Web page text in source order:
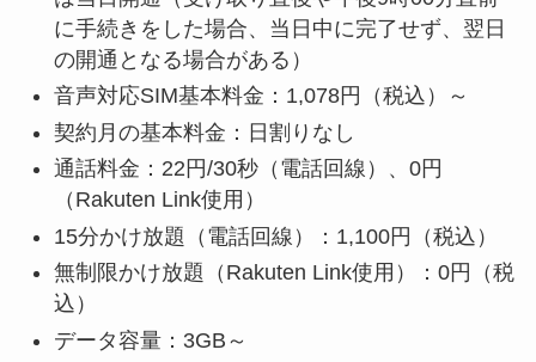
に手続きをした場合、当日中に完了せず、翌日
の開通となる場合がある）
音声対応SIM基本料金：1,078円（税込）～
契約月の基本料金：日割りなし
通話料金：22円/30秒（電話回線）、0円
（Rakuten Link使用）
15分かけ放題（電話回線）：1,100円（税込）
無制限かけ放題（Rakuten Link使用）：0円（税
込）
データ容量：3GB～